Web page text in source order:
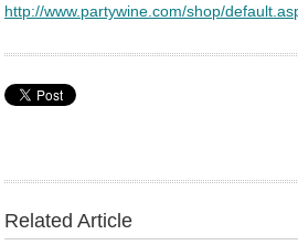
http://www.partywine.com/shop/
Related Article